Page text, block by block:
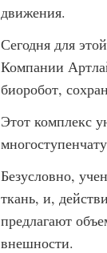
движения.
Сегодня для
Компании
биоробот,
Этот комплекс
Безусловно,
ткань, и,
предлагают
внешности.